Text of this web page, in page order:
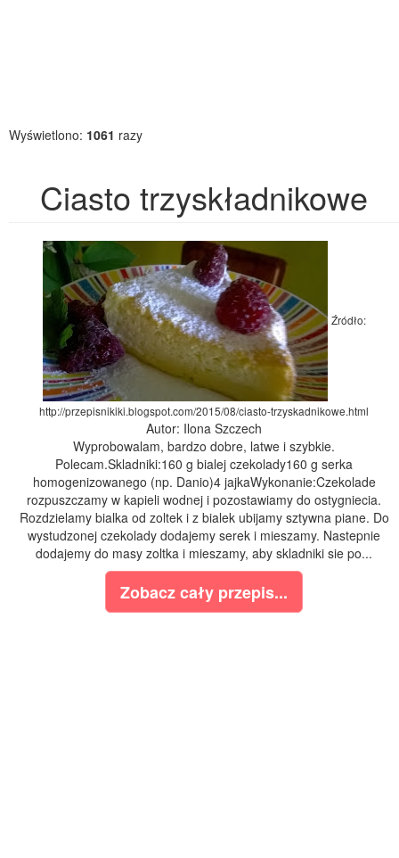
Wyświetlono: 1061 razy
Ciasto trzyskładnikowe
Źródło:
http://przepisnikiki.blogspot.com/2015/08/ciasto-trzyskadnikowe.html
Autor: Ilona Szczech
Wyprobowalam, bardzo dobre, latwe i szybkie.
Polecam.Skladniki:160 g bialej czekolady160 g serka
homogenizowanego (np. Danio)4 jajkaWykonanie:Czekolade
rozpuszczamy w kapieli wodnej i pozostawiamy do ostygniecia.
Rozdzielamy bialka od zoltek i z bialek ubijamy sztywna piane. Do
wystudzonej czekolady dodajemy serek i mieszamy. Nastepnie
dodajemy do masy zoltka i mieszamy, aby skladniki sie po...
Zobacz cały przepis...